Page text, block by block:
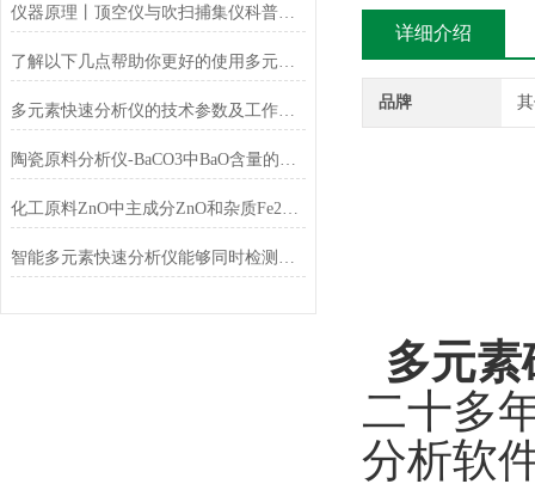
仪器原理丨顶空仪与吹扫捕集仪科普小知识
了解以下几点帮助你更好的使用多元素快速分析仪
多元素快速分析仪的技术参数及工作条件
陶瓷原料分析仪-BaCO3中BaO含量的测定
化工原料ZnO中主成分ZnO和杂质Fe2O3的测定
智能多元素快速分析仪能够同时检测和分析多少种元素？
详细介绍
品牌
多元
二十多
分析软